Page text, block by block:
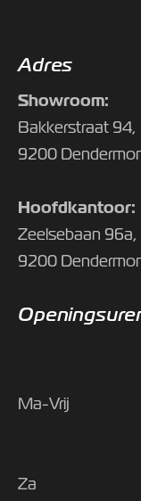
Adres
Showroom:
Bakkerstraat 94,
9200
Hoofdkantoor:
Zeelsebaan 96a,
9200
Ma-Vrij
Za